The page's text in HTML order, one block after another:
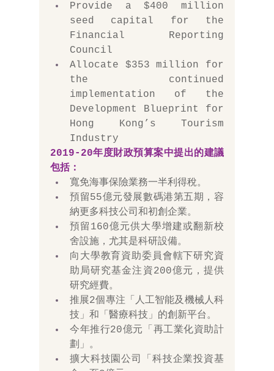
Provide a $400 million
seed capital for the
Financial Reporting
Council
Allocate $353 million for
the continued
implementation of the
Development Blueprint for
Hong Kong’s Tourism
Industry
2019-20年度財政預算案中提出的建議
包括：
預留55億元發展數碼港第五期，容
納更多科技公司和初創企業。
預留160億元供大學增建或翻新校
舍設施，尤其是科研設備。
向大學教育資助委員會轄下研究資
助局研究基金注資200億元，提供
研究經費。
推展2個專注「人工智能及機械人科
今年推行20億元「再工業化資助計
劃」。
擴大科技園公司「科技企業投資基